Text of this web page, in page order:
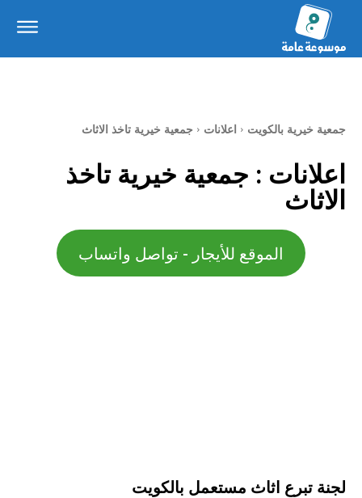
جمعية خيرية بالكويت اعلانات جمعية خيرية تاخذ الاثاث
اعلانات : جمعية خيرية تاخذ
الاثاث
الموقع للأيجار - تواصل واتساب
لجنة تبرع اثاث مستعمل بالكويت